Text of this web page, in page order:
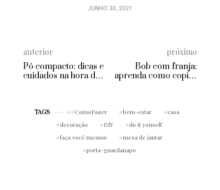
JUNHO 30, 2021
anterior
Pó compacto: dicas e
cuidados na hora da
próximo
Bob com franja:
aprenda como copiar
TAGS #ComoFazer bem-estar
casa
decoração
DIY
do it youself
faça você mesmo
mesa de jantar
porta-guardanapo